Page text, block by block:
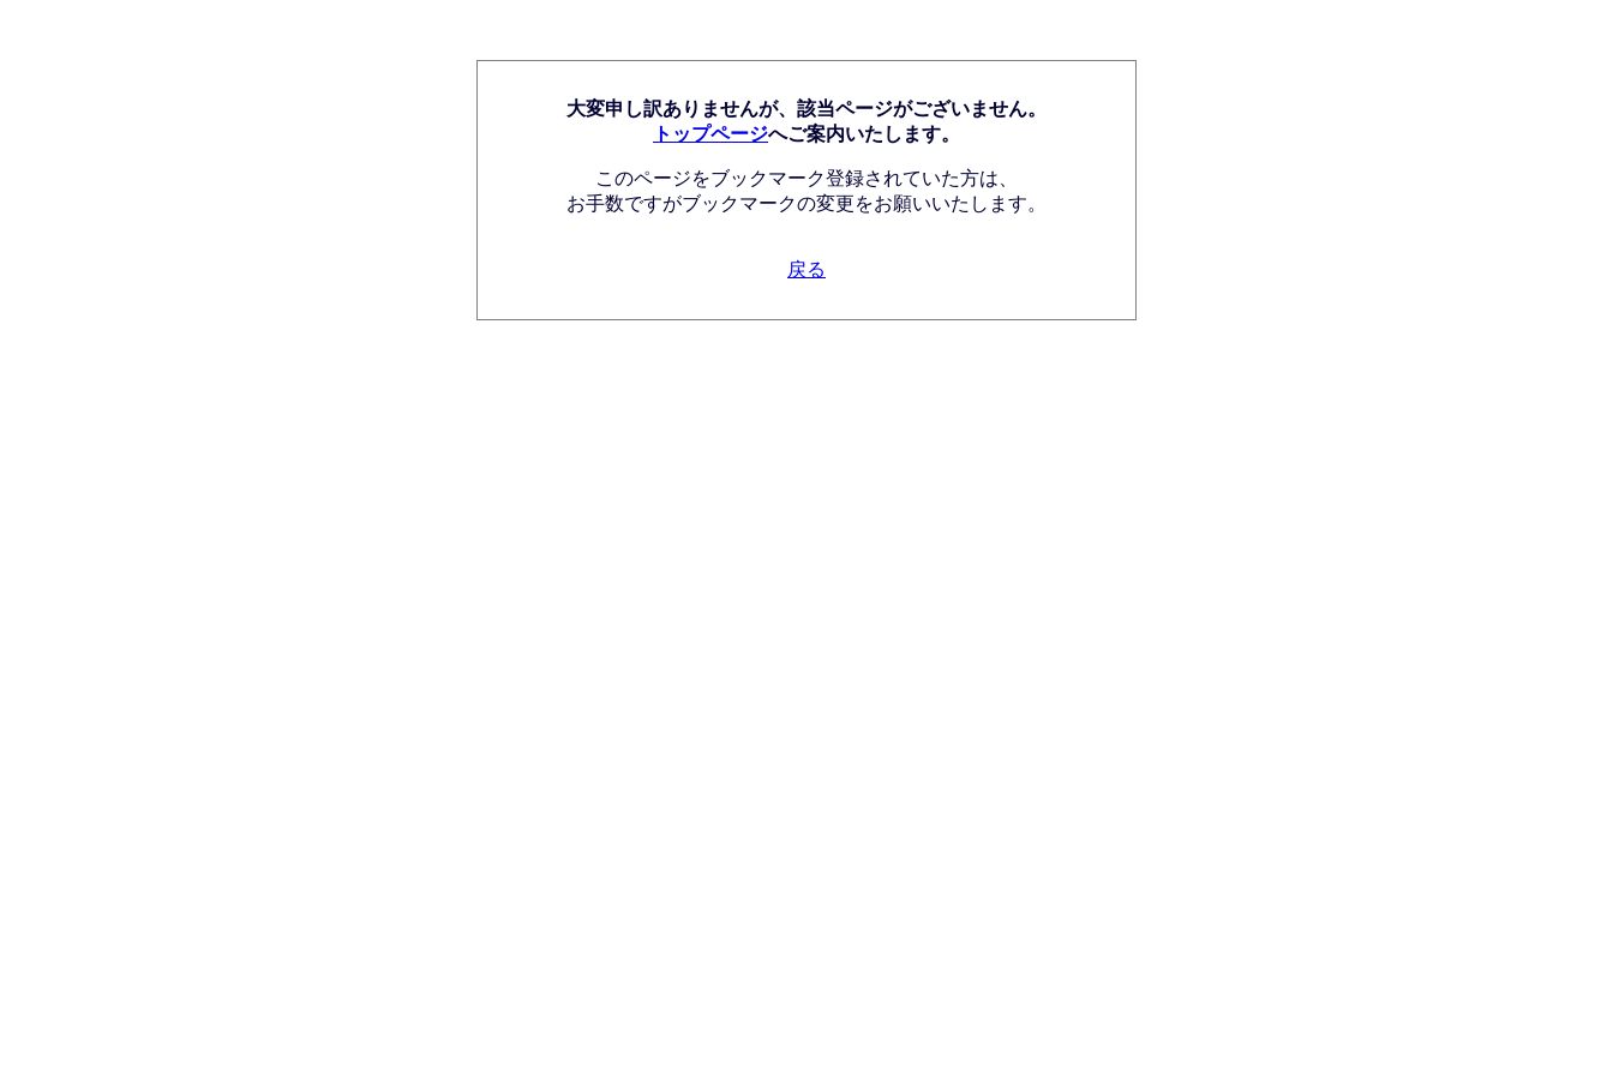
大変申し訳ありませんが、該当ページがございません。
トップページへご案内いたします。
このページをブックマーク登録されていた方は、
お手数ですがブックマークの変更をお願いいたします。
戻る